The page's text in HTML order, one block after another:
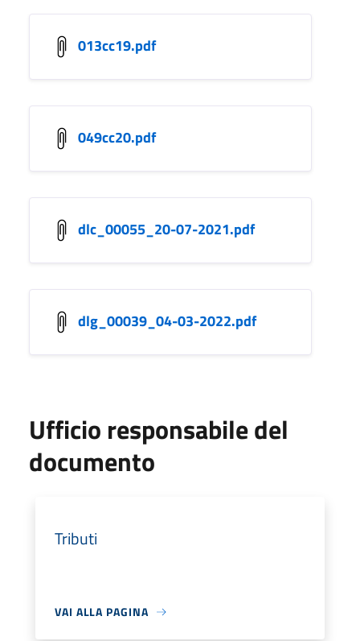
013cc19.pdf
049cc20.pdf
dlc_00055_20-07-2021.pdf
dlg_00039_04-03-2022.pdf
Ufficio responsabile del
documento
Tributi
VAI ALLA PAGINA